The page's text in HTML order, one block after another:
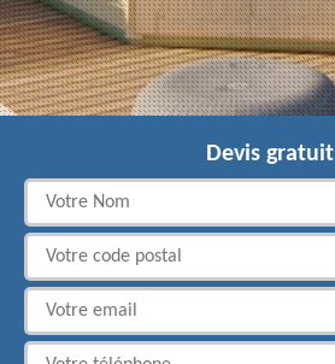
Devis gratuit